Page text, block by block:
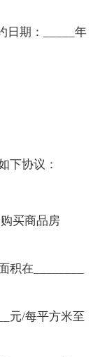
日期：_____年
下协议：
买商品房
积在________
元/每平方米至